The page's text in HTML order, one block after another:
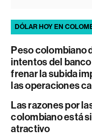
DÓLAR HOY EN
Peso colombiano
intentos del
frenar la subida
las operaciones
Las razones por
colombiano está
atractivo